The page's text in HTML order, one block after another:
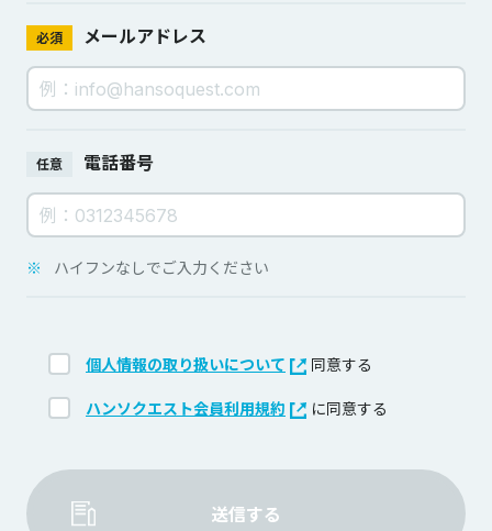
必須 メールアドレス
任意 電話番号
※ ハイフンなしでご入力ください
個人情報の取り扱いについて 同意する
ハンソクエスト会員利用規約 に同意する
送信する